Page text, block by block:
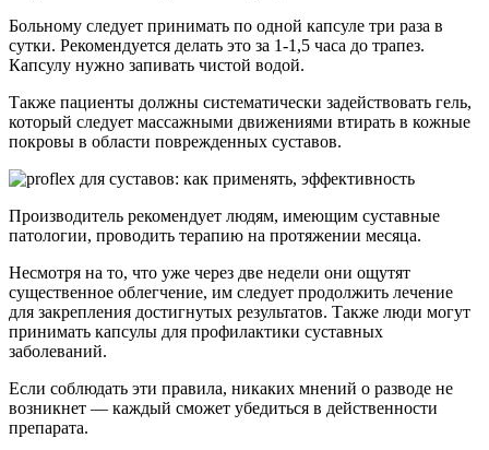
Больному следует принимать по одной капсуле три раза в
сутки. Рекомендуется делать это за 1-1,5 часа до трапез.
Капсулу нужно запивать чистой водой.
Также пациенты должны систематически задействовать гель,
который следует массажными движениями втирать в кожные
покровы в области поврежденных суставов.
Производитель рекомендует людям, имеющим суставные
патологии, проводить терапию на протяжении месяца.
Несмотря на то, что уже через две недели они ощутят
существенное облегчение, им следует продолжить лечение
для закрепления достигнутых результатов. Также люди могут
принимать капсулы для профилактики суставных
заболеваний.
Если соблюдать эти правила, никаких мнений о разводе не
возникнет — каждый сможет убедиться в действенности
препарата.